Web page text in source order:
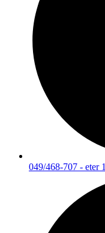
049/468-707 - eter 1